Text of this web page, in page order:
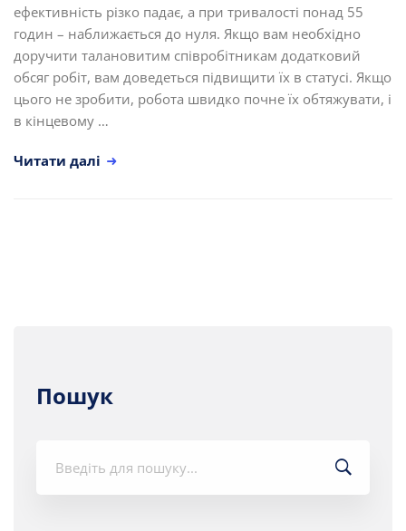
ефективність різко падає, а при тривалості понад 55
годин – наближається до нуля. Якщо вам необхідно
доручити талановитим співробітникам додатковий
обсяг робіт, вам доведеться підвищити їх в статусі. Якщо
цього не зробити, робота швидко почне їх обтяжувати, і
в кінцевому …
Читати далі
Пошук